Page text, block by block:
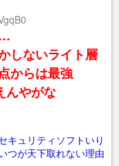
しないライト層
からは最強
んやがな
キュリティソフトいり
つが天下取れない理由